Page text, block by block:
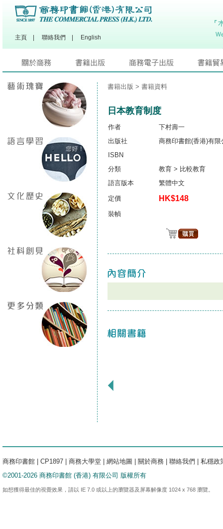
主頁 聯絡我們 English
書籍出版 > 書籍資料
日本教育制度
作者
下村壽一
出版社
商務印書館(香港)有限
ISBN
分類
教育 > 比較教育
語言版本
繁體中文
定價 HK$148
裝幀
商務印書館 CP1897 商務大學堂 網站地圖 關於商務 聯絡我們
私穩政
©2001-2026 商務印書館 (香港) 有限公司 版權所有
如想獲得最佳的視覺效果，請以 IE 7.0 或以上的瀏覽器及屏幕解像度 1024 x 768 瀏覽。